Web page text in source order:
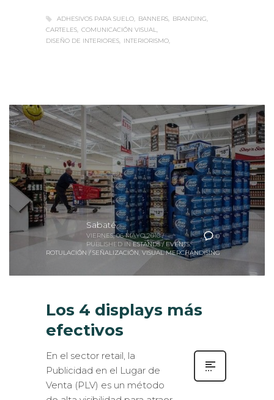
ADHESIVOS PARA SUELO BANNERS
BRANDING
CARTELES COMUNICACIÓN VISUAL
DISEÑO DE INTERIORES
INTERIORISMO
0
Sabaté
VIERNES, 06 MAYO 2016 /
PUBLISHED IN ESTANDS / EVENTS,
ROTULACIÓN / SEÑALIZACIÓN, VISUAL MERCHANDISING
Los 4 displays más
efectivos
En el sector retail, la
Publicidad en el Lugar de
Venta (PLV) es un método